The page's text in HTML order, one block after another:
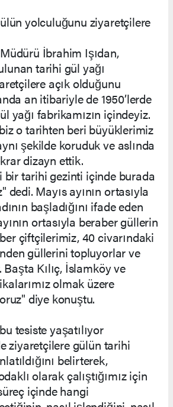
yolculuğunu ziyaretçilere
İbrahim Işıdan,
tarihi gül yağı
açık olduğunu
an itibariyle de 1950’lerde
yağı fabrikamızın içindeyiz.
o tarihten beri büyüklerimiz
şekilde koruduk ve aslında
dizayn ettik.
tarihi gezinti içinde burada
Mayıs ayının ortasıyla
başladığını ifade eden
ortasıyla beraber güllerin
çiftçilerimiz, 40 civarındaki
güllerini topluyorlar ve
Kılıç, İslamköy ve
olmak üzere
diye konuştu.
tesiste yaşatılıyor
ziyaretçilere gülün tarihi
belirterek,
olarak çalıştığımız için
içinde hangi